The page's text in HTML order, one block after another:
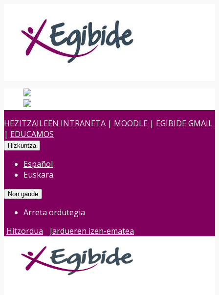
HEZITZAILEEN INTRANETA | MOODLE | EGIBIDE GMAIL
| EDUCAMOS
Hizkuntza
Español
Euskara
Non gaude
Arreta ordutegia
Hitzordua
Jardueren izen-ematea